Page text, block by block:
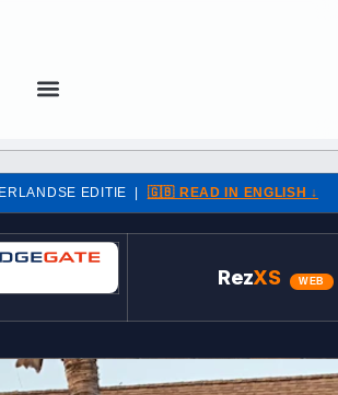
EDITIE | 🇬🇧 READ IN ENGLISH ↓
RezXS WEB